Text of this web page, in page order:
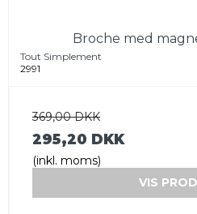
Broche med
Tout Simplement
2991
369,00 DKK
295,20 DKK
(inkl. moms)
VIS